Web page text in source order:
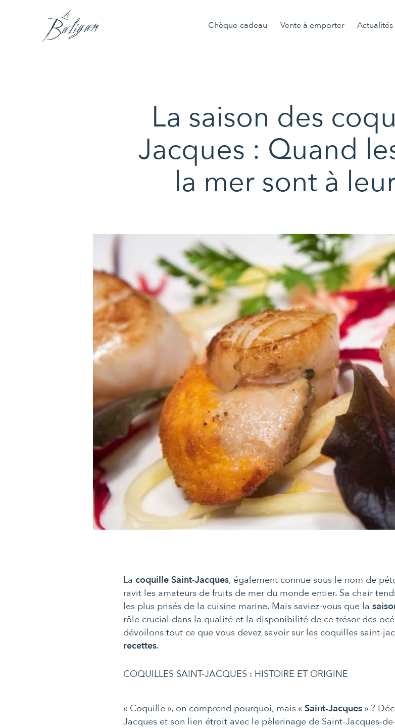
Chèque-cadeau Vente à emporter Actualités
La saison des
Jacques : Quand
la mer sont à
Lacoquille Saint-Jacques, également connue sous le nom de
ravit les amateurs de fruits de mer du monde entier. Sa chair
les plus prisés de la cuisine marine. Mais saviez-vous que la
rôle crucial dans la qualité et la disponibilité de ce trésor des
dévoilons tout ce que vous devez savoir sur les coquilles saint-
recettes.
COQUILLES SAINT-JACQUES : HISTOIRE ET ORIGINE
« Coquille », on comprend pourquoi, mais «Saint-Jacques » ?
Jacques et son lien étroit avec le pèlerinage de Saint-Jacques-